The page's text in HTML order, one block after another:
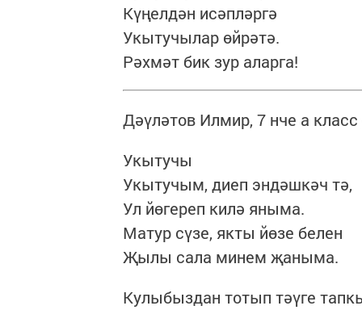
Күңелдән исәпләргә
Укытучылар өйрәтә.
Рәхмәт бик зур аларга!
Дәүләтов Илмир, 7 нче а
Укытучы
Укытучым, диеп эндәшкәч тә,
Ул йөгереп килә яныма.
Матур сүзе, якты йөзе белен
Җылы сала минем җаныма.
Кулыбыздан тотып тәүге